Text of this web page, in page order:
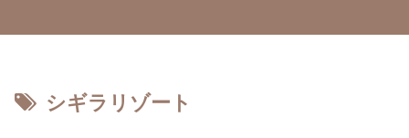
シギラリゾート